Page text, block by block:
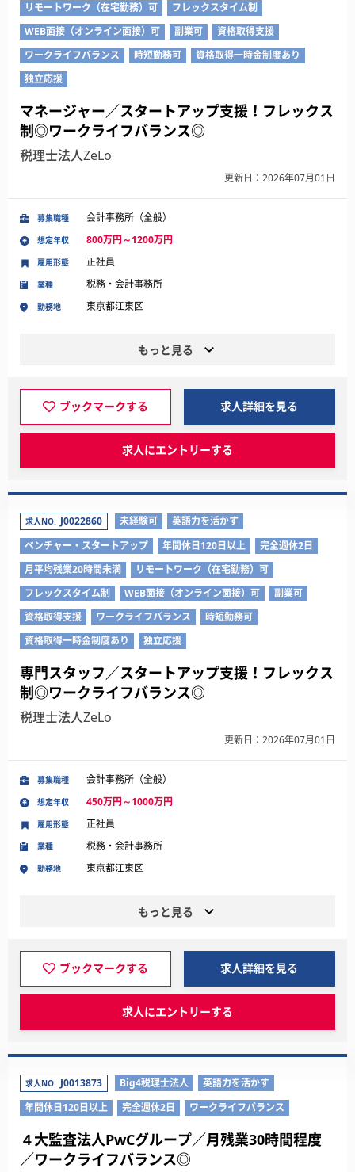
リモートワーク（在宅勤務）可
フレックスタイム制
WEB面接（オンライン面接）可
副業可
資格取得支援
ワークライフバランス
時短勤務可
資格取得一時金制度あり
独立応援
マネージャー／スタートアップ支援！フレックス
制◎ワークライフバランス◎
税理士法人ZeLo
更新日：2026年07月01日
募集職種 会計事務所（全般）
想定年収 800万円～1200万円
業種 税務・会計事務所
勤務地 東京都江東区
雇用形態 正社員
もっと見る
ブックマークする 求人詳細を見る
求人にエントリーする
求人NO. J0022860 未経験可
英語力を活かす
ベンチャー・スタートアップ
年間休日120日以上
完全週休2日
月平均残業20時間未満
リモートワーク（在宅勤務）可
フレックスタイム制
WEB面接（オンライン面接）可
副業可
資格取得支援
ワークライフバランス
時短勤務可
資格取得一時金制度あり
独立応援
専門スタッフ／スタートアップ支援！フレックス
制◎ワークライフバランス◎
税理士法人ZeLo
更新日：2026年07月01日
募集職種 会計事務所（全般）
想定年収 450万円～1000万円
業種 税務・会計事務所
勤務地 東京都江東区
雇用形態 正社員
もっと見る
ブックマークする 求人詳細を見る
求人にエントリーする
求人NO. J0013873 Big4税理士法人
英語力を活かす
年間休日120日以上
完全週休2日 ワークライフバランス
４大監査法人PwCグループ／月残業30時間程度
／ワークライフバランス◎